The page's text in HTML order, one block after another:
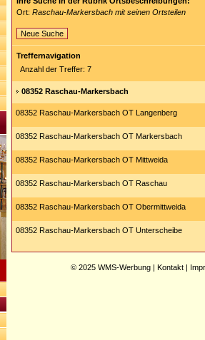
Ort: Raschau-Markersbach mit seinen Ortsteilen
Neue Suche
Treffernavigation
Anzahl der Treffer: 7
08352 Raschau-Markersbach
08352 Raschau-Markersbach OT Langenberg
08352 Raschau-Markersbach OT Markersbach
08352 Raschau-Markersbach OT Mittweida
08352 Raschau-Markersbach OT Raschau
08352 Raschau-Markersbach OT Obermittweida
08352 Raschau-Markersbach OT Unterscheibe
© 2025 WMS-Werbung | Kontakt |